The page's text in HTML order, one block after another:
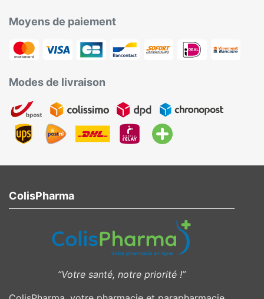
Moyens de paiement
Modes de livraison
ColisPharma
”Votre santé, notre priorité !”